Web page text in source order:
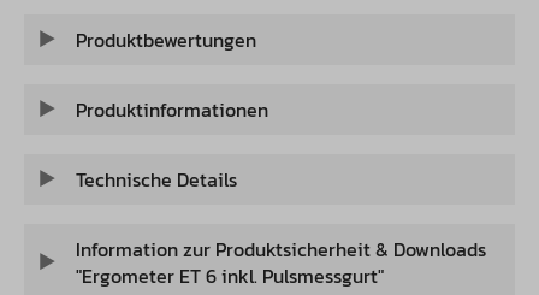
Produktbewertungen
Produktinformationen
Technische Details
Information zur Produktsicherheit & Downloads
"Ergometer ET 6 inkl. Pulsmessgurt"